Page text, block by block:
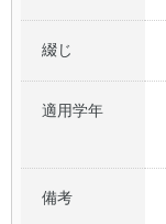
綴じ
適用学年
備考